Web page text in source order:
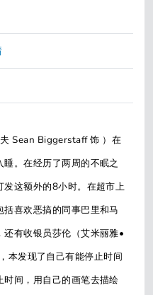
Sean Biggerstaff 饰 ）在
。在经历了两周的不眠之
这额外的8小时。在超市上
喜欢恶搞的同事巴里和马
有收银员莎伦（艾米丽雅•
本发现了自己有能停止时间
间，用自己的画笔去描绘